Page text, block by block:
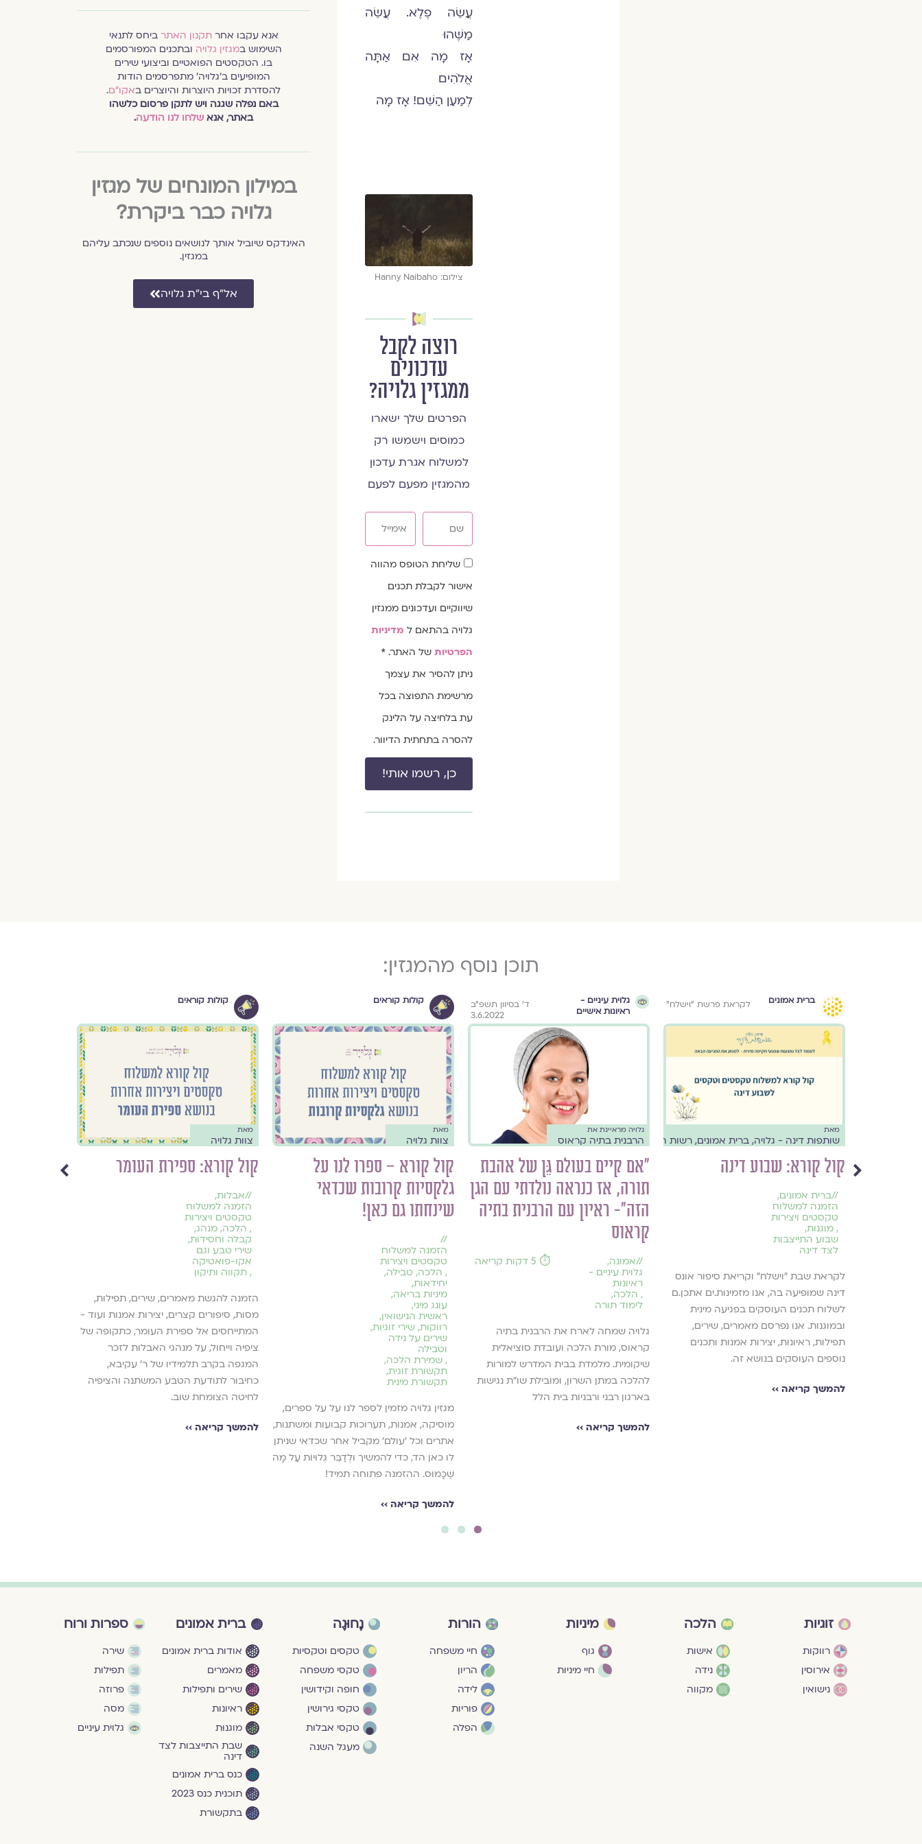
עֲשֵׂה פֶלֶא. עֲשֵׂה
מַשֶּׁהוּ
אָז מָה אִם אַתָּה
אֱלֹהִים
לְמַעַן הַשֵּׁם! אָז מָה
צילום: Hanny Naibaho
רוצה לקבל
עדכונים
ממגזין גלויה?
הפרטים שלך ישארו
כמוסים וישמשו רק
למשלוח אגרת עדכון
מהמגזין מפעם לפעם
שדהשליחת הטופס מהווה
אישור לקבלת תכנים
שיווקיים ועדכונים ממגזין
גלויה בהתאם למדיניות
הפרטיותשל האתר. *
ניתן להסיר את עצמך
מרשימת התפוצה בכל
עת בלחיצה על הלינק
להסרה בתחתית הדיוור.
כן, רשמו אותי!
אנא עקבו אחרתקנון האתר ביחס לתנאי
השימוש במגזין גלויה ובתכנים המפורסמים
בו. הטקסטים הפואטיים וביצועי שירים
המופיעים ב׳גלויה׳ מתפרסמים הודות
להסדרת זכויות היוצרות והיוצרים באקו״ם.
באם נפלה שגגה ויש לתקן פרסום כלשהו
באתר, אנא שלחו לנו הודעה.
במילון המונחים של מגזין
גלויה כבר ביקרת?
האינדקס שיוביל אותך לנושאים נוספים שנכתב עליהם
במגזין.
אל״ף בי״ת גלויה
תוכן נוסף מהמגזין:
ברית אמונים לקראת פרשת ״וישלח״
מאת
שותפות דינה - גלויה, ברית אמונים, רשות הרבים, בנות דינה, בית דינה ופרוייקט דינה
קול קורא: שבוע דינה
//ברית אמונים,
הזמנה למשלוח
טקסטים ויצירות
, מוגנות,
שבוע התייצבות
לצד דינה
לקראת שבת ״וישלח״ וקריאת סיפור אונס
דינה שמופיעה בה, אנו מזמינות.ים אתכן.ם
לשלוח תכנים העוסקים בפגיעה מינית
ובמוגנות. אנו נפרסם מאמרים, שירים,
תפילות, ראיונות, יצירות אמנות ותכנים
נוספים העוסקים בנושא זה.
להמשך קריאה ››
גלוית עיניים -
ראיונות אישיים
ד׳ בסיוון תשפ״ב
3.6.2022
גלויה מראיינת את
הרבנית בתיה קראוס
״אם קיים בעולם גֵּן של אהבת
תורה, אז כנראה נולדתי עם הגן
הזה״- ראיון עם הרבנית בתיה
קראוס
//אמונה,
גלוית עיניים -
ראיונות
, הלכה,
לימוד תורה
⏱️ 5 דקות קריאה
גלויה שמחה לארח את הרבנית בתיה
קראוס, מורת הלכה ועובדת סוציאלית
שיקומית. מלמדת בבית המדרש למורות
להלכה במתן השרון, ומובילת שו"ת נגישות
בארגון רבני ורבניות בית הלל
להמשך קריאה ››
קולות קוראים
מאת
צוות גלויה
קול קורא – ספרו לנו על
גלקסיות קרובות שכדאי
שינחתו גם כאן!
//
הזמנה למשלוח
טקסטים ויצירות
, הלכה, טבילה,
יחידאות,
מיניות בריאה,
עונג מיני,
ראשית הנישואין,
רווקות, שירי זוגיות,
שירים על נידה
וטבילה
, שמירת הלכה,
תקשורת זוגית,
תקשורת מינית
מגזין גלויה מזמין לספר לנו על על ספרים,
מוסיקה, אמנות, תערוכות קבועות ומשתנות,
אתרים וכל ׳עולם׳ מקביל אחר שכדאי שניתן
לו כאן הד, כדי להמשיך ולְדַבֵּר גְּלוּיוֹת עַל מָה
שֶׁכָּמוּס. ההזמנה פתוחה תמיד!
להמשך קריאה ››
קולות קוראים
מאת
צוות גלויה
קול קורא: ספירת העומר
//אבלות,
הזמנה למשלוח
טקסטים ויצירות
, הלכה, מנהג,
קבלה וחסידות,
שירי טבע וגם
אקו-פואטיקה
, תקווה ותיקון
הזמנה להגשת מאמרים, שירים, תפילות,
מסות, סיפורים קצרים, יצירות אמנות ועוד -
המתייחסים אל ספירת העומר, כתקופה של
ציפיה וייחול, על מנהגי האבלות לזכר
המגפה בקרב תלמידיו של ר׳ עקיבא,
כחיבור לתודעת הטבע המשתנה והציפיה
לחיטה הצומחת שוב.
להמשך קריאה ››
והילד
1
זוגיות
רווקות
אירוסין
נישואין
הלכה
אישות
נידה
מקווה
מיניות
גוף
חיי מיניות
הורות
חיי משפחה
הריון
לידה
פוריות
הפלה
נָחוּגָה
טקסים וטקסיות
טקסי משפחה
חופה וקידושין
טקסי גירושין
טקסי אבלות
מעגל השנה
ברית אמונים
אודות ברית אמונים
מאמרים
שירים ותפילות
ראיונות
מוגנוּת
שבת התייצבות לצד
דינה
כנס ברית אמונים
תוכנית כנס 2023
בתקשורת
ספרות ורוח
שירה
תפילות
פרוזה
מסה
גלוית עיניים